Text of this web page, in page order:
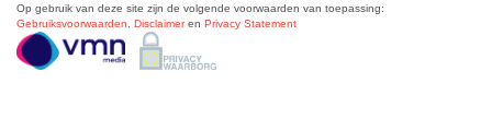
Op gebruik van deze site zijn de volgende voorwaarden van toepassing:
Gebruiksvoorwaarden
Disclaimeren Privacy Statement